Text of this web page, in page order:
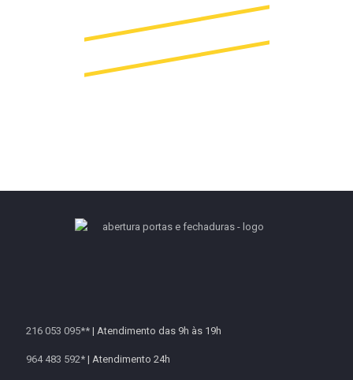
964 483 592*
216 053 095** | Atendimento das 9h às 19h
964 483 592* | Atendimento 24h